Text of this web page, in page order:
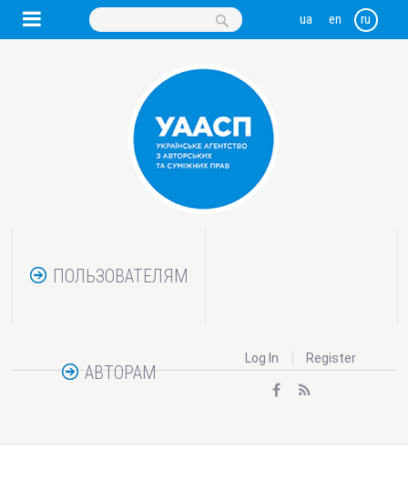
ПОЛЬЗОВАТЕЛЯМ
АВТОРАМ
Log In Register